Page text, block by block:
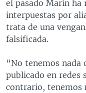
el pasado Marín ha
interpuestas por
trata de una
falsificada.
“No tenemos nada
publicado en redes
contrario, tenemos